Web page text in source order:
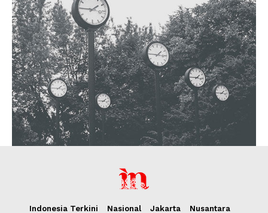
Indonesia Terkini Nasional Jakarta
Nusantara